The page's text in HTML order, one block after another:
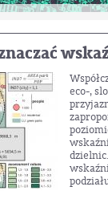
Czy
miejsc
w